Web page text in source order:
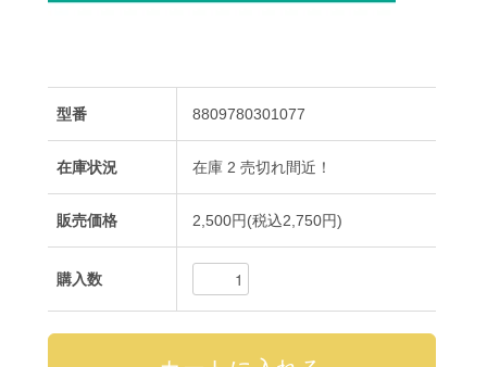
型番 8809780301077
在庫状況 在庫 2 売切れ間近！
販売価格 2,500円(税込2,750円)
購入数